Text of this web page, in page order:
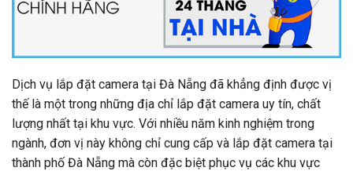
Dịch vụ lắp đặt camera tại Đà Nẵng đã khẳng định được vị
thế là một trong những địa chỉ lắp đặt camera uy tín, chất
lượng nhất tại khu vực. Với nhiều năm kinh nghiệm trong
ngành, đơn vị này không chỉ cung cấp và lắp đặt camera tại
thành phố Đà Nẵng mà còn đặc biệt phục vụ các khu vực